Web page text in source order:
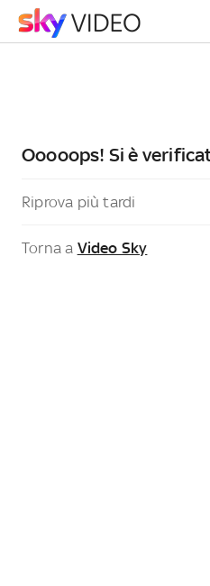
Ooooops! Si è
Riprova più tardi
Torna a Video Sky